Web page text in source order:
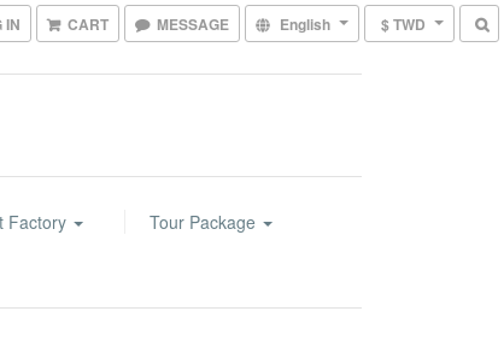
IN CART MESSAGE English $ TWD
Factory
Tour Package